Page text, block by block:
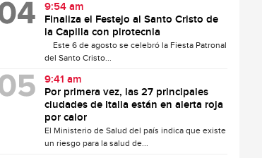
9:54 am
Finaliza el Festejo al Santo Cristo de
la Capilla con pirotecnia
Este 6 de agosto se celebró la Fiesta Patronal
del Santo Cristo...
9:41 am
Por primera vez, las 27 principales
ciudades de Italia están en alerta roja
por calor
El Ministerio de Salud del país indica que existe
un riesgo para la salud de...